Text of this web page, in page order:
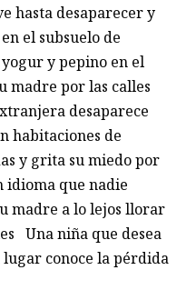
hasta desaparecer y
el subsuelo de
y pepino en el
madre por las calles
desaparece
habitaciones de
y grita su miedo por
idioma que nadie
madre a lo lejos llorar
Una niña que desea
conoce la pérdida